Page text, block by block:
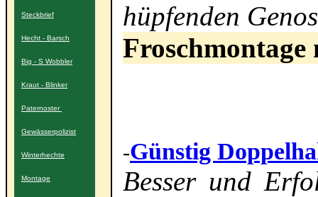
Steckbrief
Hecht - Barsch
Big - S Wobbler
Kraut - Blinker
Paternoster
Gewässerpolizist
Winterhechte
Montage
hüpfenden
-Günstig
Besser und